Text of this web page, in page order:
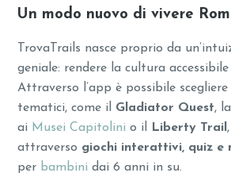
Un modo nuovo di vivere
TrovaTrails nasce proprio da
geniale: rendere la cultura
Attraverso l’app è possibile
tematici, come il Gladiator Quest, la
ai Musei Capitolini o il Liberty Trail
attraverso giochi interattivi, quiz e
per bambini dai 6 anni in su.